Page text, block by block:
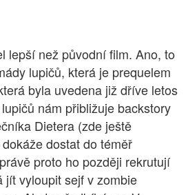
lepší než původní film. Ano, to
lupičů, která je prequelem
byla uvedena již dříve letos
nám přibližuje backstory
Dietera (zde ještě
dostat do téměř
proto ho později rekrutují
jít vyloupit sejf v zombie